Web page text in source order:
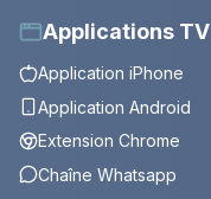
Applications TV
Application iPhone
Application Android
Extension Chrome
Chaîne Whatsapp